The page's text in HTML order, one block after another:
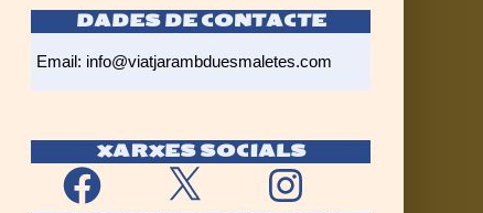
DADES DE CONTACTE
Email: info@viatjarambduesmaletes.com
XARXES SOCIALS
Facebook